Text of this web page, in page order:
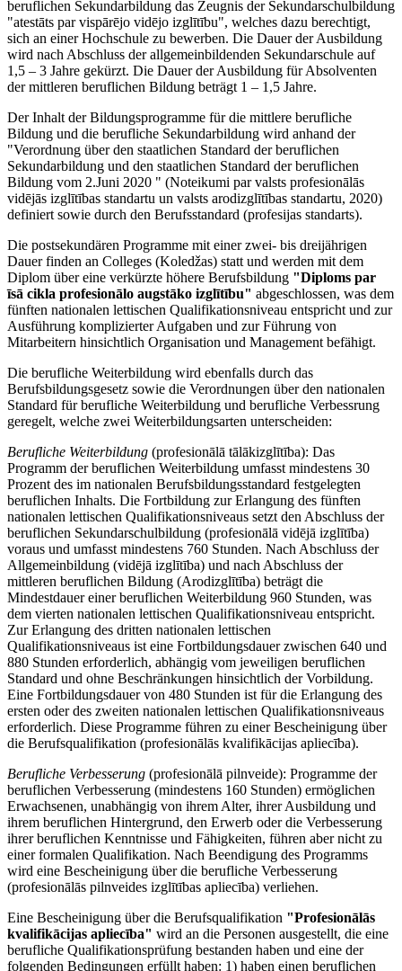
beruflichen Sekundarbildung das Zeugnis der Sekundarschulbildung
"atestāts par vispārējo vidējo izglītību", welches dazu berechtigt,
sich an einer Hochschule zu bewerben. Die Dauer der Ausbildung
wird nach Abschluss der allgemeinbildenden Sekundarschule auf
1,5 – 3 Jahre gekürzt. Die Dauer der Ausbildung für Absolventen
der mittleren beruflichen Bildung beträgt 1 – 1,5 Jahre.
Der Inhalt der Bildungsprogramme für die mittlere berufliche
Bildung und die berufliche Sekundarbildung wird anhand der
"Verordnung über den staatlichen Standard der beruflichen
Sekundarbildung und den staatlichen Standard der beruflichen
Bildung vom 2.Juni 2020 " (Noteikumi par valsts profesionālās
vidējās izglītības standartu un valsts arodizglītības standartu, 2020)
definiert sowie durch den Berufsstandard (profesijas standarts).
Die postsekundären Programme mit einer zwei- bis dreijährigen
Dauer finden an Colleges (Koledžas) statt und werden mit dem
Diplom über eine verkürzte höhere Berufsbildung "Diploms par
īsā cikla profesionālo augstāko izglītību" abgeschlossen, was dem
fünften nationalen lettischen Qualifikationsniveau entspricht und zur
Ausführung komplizierter Aufgaben und zur Führung von
Mitarbeitern hinsichtlich Organisation und Management befähigt.
Die berufliche Weiterbildung wird ebenfalls durch das
Berufsbildungsgesetz sowie die Verordnungen über den nationalen
Standard für berufliche Weiterbildung und berufliche Verbessrung
geregelt, welche zwei Weiterbildungsarten unterscheiden:
Berufliche Weiterbildung (profesionālā tālākizglītība): Das
Programm der beruflichen Weiterbildung umfasst mindestens 30
Prozent des im nationalen Berufsbildungsstandard festgelegten
beruflichen Inhalts. Die Fortbildung zur Erlangung des fünften
nationalen lettischen Qualifikationsniveaus setzt den Abschluss der
beruflichen Sekundarschulbildung (profesionālā vidējā izglītība)
voraus und umfasst mindestens 760 Stunden. Nach Abschluss der
Allgemeinbildung (vidējā izglītība) und nach Abschluss der
mittleren beruflichen Bildung (Arodizglītība) beträgt die
Mindestdauer einer beruflichen Weiterbildung 960 Stunden, was
dem vierten nationalen lettischen Qualifikationsniveau entspricht.
Zur Erlangung des dritten nationalen lettischen
Qualifikationsniveaus ist eine Fortbildungsdauer zwischen 640 und
880 Stunden erforderlich, abhängig vom jeweiligen beruflichen
Standard und ohne Beschränkungen hinsichtlich der Vorbildung.
Eine Fortbildungsdauer von 480 Stunden ist für die Erlangung des
ersten oder des zweiten nationalen lettischen Qualifikationsniveaus
erforderlich. Diese Programme führen zu einer Bescheinigung über
die Berufsqualifikation (profesionālās kvalifikācijas apliecība).
Berufliche Verbesserung (profesionālā pilnveide): Programme der
beruflichen Verbesserung (mindestens 160 Stunden) ermöglichen
Erwachsenen, unabhängig von ihrem Alter, ihrer Ausbildung und
ihrem beruflichen Hintergrund, den Erwerb oder die Verbesserung
ihrer beruflichen Kenntnisse und Fähigkeiten, führen aber nicht zu
einer formalen Qualifikation. Nach Beendigung des Programms
wird eine Bescheinigung über die berufliche Verbesserung
(profesionālās pilnveides izglītības apliecība) verliehen.
Eine Bescheinigung über die Berufsqualifikation "Profesionālās
kvalifikācijas apliecība" wird an die Personen ausgestellt, die eine
berufliche Qualifikationsprüfung bestanden haben und eine der
folgenden Bedingungen erfüllt haben: 1) haben einen beruflichen